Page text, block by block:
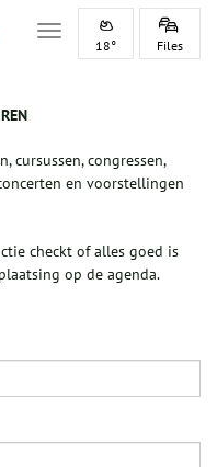
Toggle navigation
18° Files
cursussen, congressen,
en voorstellingen
checkt of alles goed is
op de agenda.